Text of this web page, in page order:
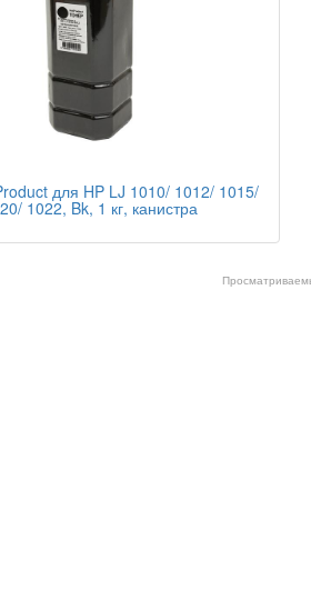
для HP LJ 1010/ 1012/ 1015/
1022, Bk, 1 кг, канистра